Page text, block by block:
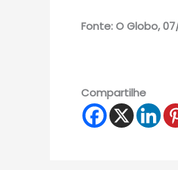
Fonte: O Globo,
Compartilhe